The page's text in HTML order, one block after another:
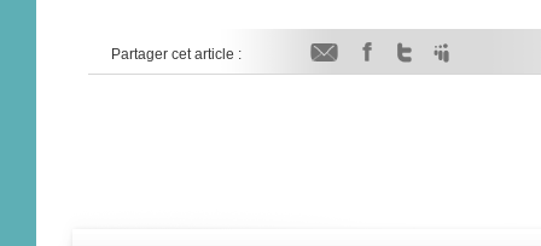
Partager cet article :